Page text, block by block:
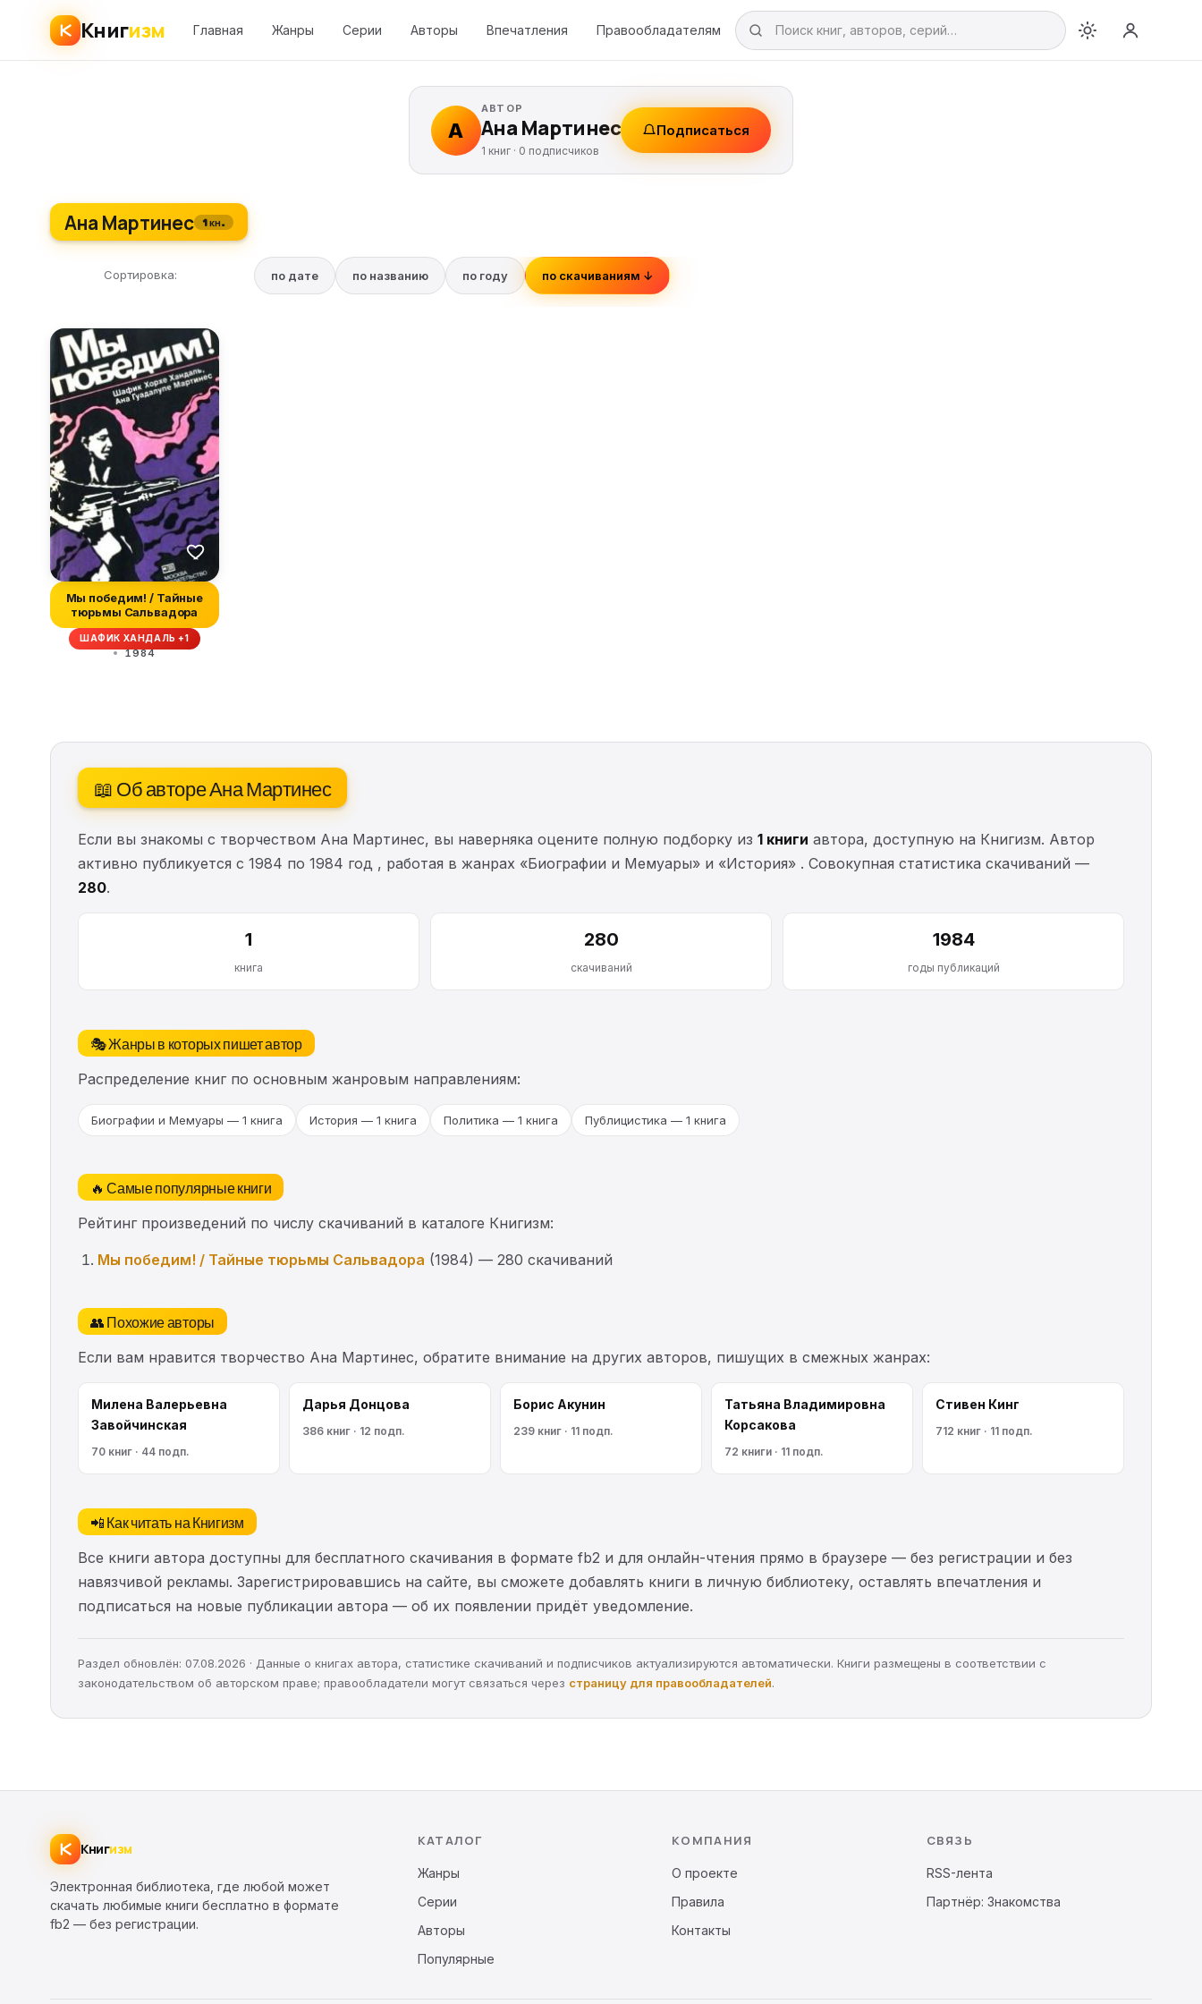
Книгизм Главная Жанры Серии Авторы Впечатления Правообладателям
А
АВТОР
Ана Мартинес
1 книг · 0 подписчиков
Подписаться
Ана Мартинес 1 кн.
Сортировка: по дате по названию по году по скачиваниям ↓
Мы победим! / Тайные
тюрьмы Сальвадора
ШАФИК ХАНДАЛЬ +1
1984
📖 Об авторе Ана Мартинес
Если вы знакомы с творчеством Ана Мартинес, вы наверняка оцените полную подборку из 1 книги автора, доступную на Книгизм. Автор
активно публикуется с 1984 по 1984 год , работая в жанрах «Биографии и Мемуары» и «История» . Совокупная статистика скачиваний —
280.
1
книга
280
скачиваний
1984
годы публикаций
🎭 Жанры в которых пишет автор
Распределение книг по основным жанровым направлениям:
Биографии и Мемуары — 1 книга История — 1 книга Политика — 1 книга Публицистика — 1 книга
🔥 Самые популярные книги
Рейтинг произведений по числу скачиваний в каталоге Книгизм:
Мы победим! / Тайные тюрьмы Сальвадора (1984) — 280 скачиваний
👥 Похожие авторы
Если вам нравится творчество Ана Мартинес, обратите внимание на других авторов, пишущих в смежных жанрах:
Милена Валерьевна
Завойчинская
70 книг · 44 подп.
Дарья Донцова
386 книг · 12 подп.
Борис Акунин
239 книг · 11 подп.
Татьяна Владимировна
Корсакова
72 книги · 11 подп.
Стивен Кинг
712 книг · 11 подп.
📲 Как читать на Книгизм
Все книги автора доступны для бесплатного скачивания в формате fb2 и для онлайн-чтения прямо в браузере — без регистрации и без
навязчивой рекламы. Зарегистрировавшись на сайте, вы сможете добавлять книги в личную библиотеку, оставлять впечатления и
подписаться на новые публикации автора — об их появлении придёт уведомление.
Раздел обновлён: 07.08.2026 · Данные о книгах автора, статистике скачиваний и подписчиков актуализируются автоматически. Книги размещены в соответствии с
законодательством об авторском праве; правообладатели могут связаться через страницу для правообладателей.
Книгизм
Электронная библиотека, где любой может
скачать любимые книги бесплатно в формате
fb2 — без регистрации.
КАТАЛОГ
Жанры
Серии
Авторы
Популярные
КОМПАНИЯ
О проекте
Правила
Контакты
СВЯЗЬ
RSS-лента
Партнёр: Знакомства